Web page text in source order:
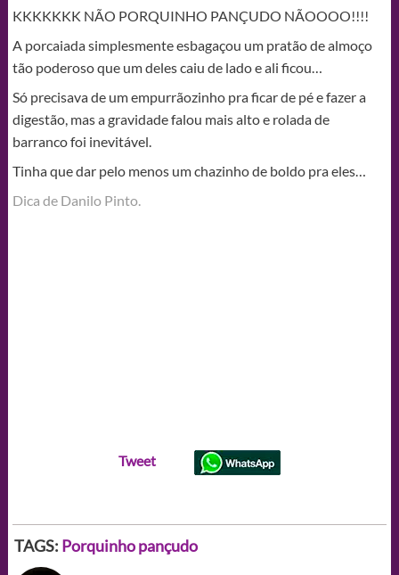
KKKKKKK NÃO PORQUINHO PANÇUDO NÃOOOO!!!!
A porcaiada simplesmente esbagaçou um pratão de almoço
tão poderoso que um deles caiu de lado e ali ficou…
Só precisava de um empurrãozinho pra ficar de pé e fazer a
digestão, mas a gravidade falou mais alto e rolada de
barranco foi inevitável.
Tinha que dar pelo menos um chazinho de boldo pra eles…
Dica de Danilo Pinto.
Tweet
TAGS: Porquinho pançudo